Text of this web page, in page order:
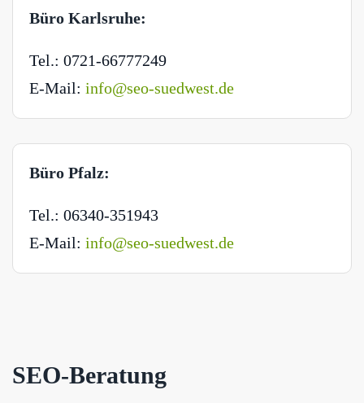
Büro Karlsruhe:
Tel.: 0721-66777249
E-Mail: info@seo-suedwest.de
Büro Pfalz:
Tel.: 06340-351943
E-Mail: info@seo-suedwest.de
SEO-Beratung